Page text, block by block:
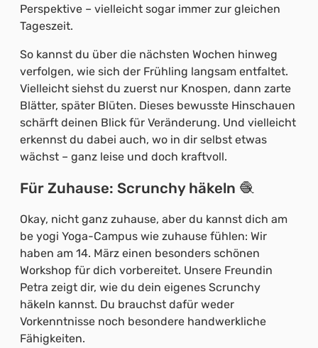
Perspektive – vielleicht sogar immer zur gleichen
Tageszeit.
So kannst du über die nächsten Wochen hinweg
verfolgen, wie sich der Frühling langsam entfaltet.
Vielleicht siehst du zuerst nur Knospen, dann zarte
Blätter, später Blüten. Dieses bewusste Hinschauen
schärft deinen Blick für Veränderung. Und vielleicht
erkennst du dabei auch, wo in dir selbst etwas
wächst – ganz leise und doch kraftvoll.
Für Zuhause: Scrunchy häkeln 🧶
Okay, nicht ganz zuhause, aber du kannst dich am
be yogi Yoga-Campus wie zuhause fühlen: Wir
haben am 14. März einen besonders schönen
Workshop für dich vorbereitet. Unsere Freundin
Petra zeigt dir, wie du dein eigenes Scrunchy
häkeln kannst. Du brauchst dafür weder
Vorkenntnisse noch besondere handwerkliche
Fähigkeiten.